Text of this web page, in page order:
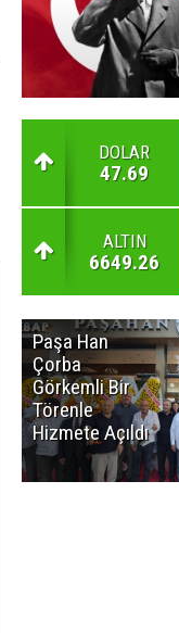
DOLAR
47.69
ALTIN
6649.26
Paşa Han
Çorba
Görkemli Bir
Törenle
Hizmete Açıldı